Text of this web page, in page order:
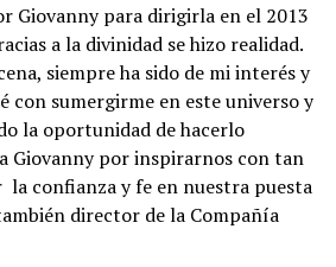
Giovanny para dirigirla en el 2013
a la divinidad se hizo realidad.
siempre ha sido de mi interés y
con sumergirme en este universo y
la oportunidad de hacerlo
Giovanny por inspirarnos con tan
la confianza y fe en nuestra puesta
director de la Compañía